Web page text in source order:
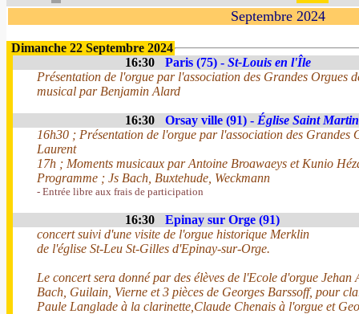
Septembre 2024
Dimanche 22 Septembre 2024
16:30
Paris (75) - St-Louis en l'Île
Présentation de l'orgue par l'association des Grandes Orgues
musical par Benjamin Alard
16:30 Orsay ville (91) - Église Saint
16h30 ; Présentation de l'orgue par l'association des Grandes
Laurent
17h ; Moments musicaux par Antoine Broawaeys et Kunio
Programme ; Js Bach, Buxtehude, Weckmann
- Entrée libre aux frais de participation
16:30
Epinay sur Orge (91)
concert suivi d'une visite de l'orgue historique Merklin
de l'église St-Leu St-Gilles d'Epinay-sur-Orge.
Le concert sera donné par des élèves de l'Ecole d'orgue Jehan
Bach, Guilain, Vierne et 3 pièces de Georges Barssoff, pour
Paule Langlade à la clarinette,Claude Chenais à l'orgue et